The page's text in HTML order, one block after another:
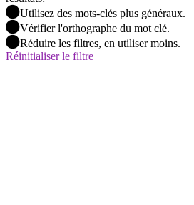
Utilisez des mots-clés plus généraux.
Vérifier l'orthographe du mot clé.
Réduire les filtres, en utiliser moins.
Réinitialiser le filtre